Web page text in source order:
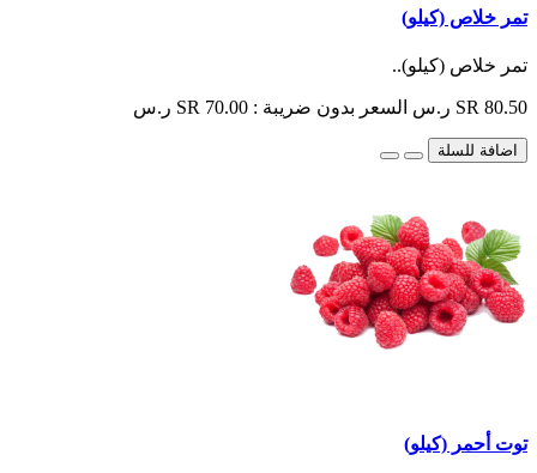
تمر خلاص (كيلو)
تمر خلاص (كيلو)..
SR 80.50 ر.س السعر بدون ضريبة : SR 70.00 ر.س
اضافة للسلة
توت أحمر (كيلو)